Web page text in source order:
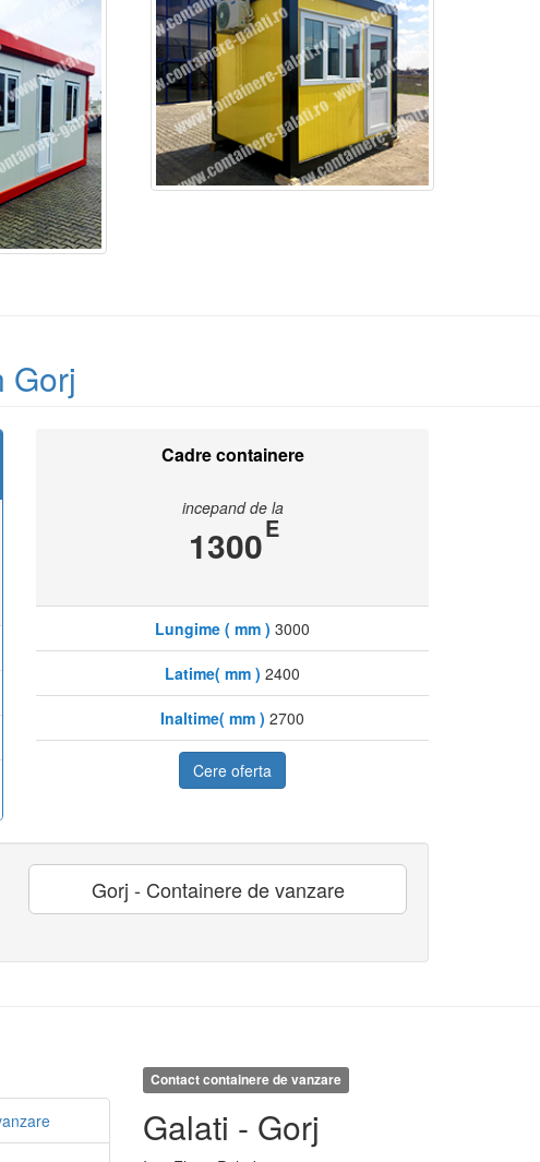
Gorj
Cadre containere
incepand de la
1300E
Lungime ( mm ) 3000
Latime( mm ) 2400
Inaltime( mm ) 2700
Cere oferta
Gorj - Containere de vanzare
Contact containere de vanzare
Galati - Gorj